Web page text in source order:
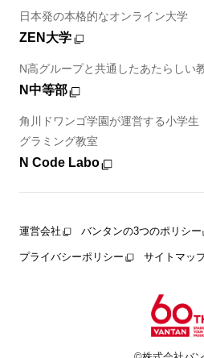
日本発の本格的なオンライン大学
ZEN大学
N高グループと共通したあたらしい
N中等部
角川ドワンゴ学園が運営する小学生
グラミング教室
N Code Labo
運営会社 バンタンの3つのポリシー
プライバシーポリシー サイトマッ